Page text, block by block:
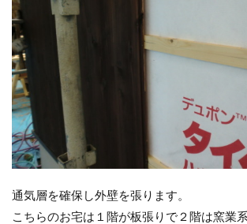
通気層を確保し外壁を張ります。
こちらのお宅は１階が板張りで２階は窯業